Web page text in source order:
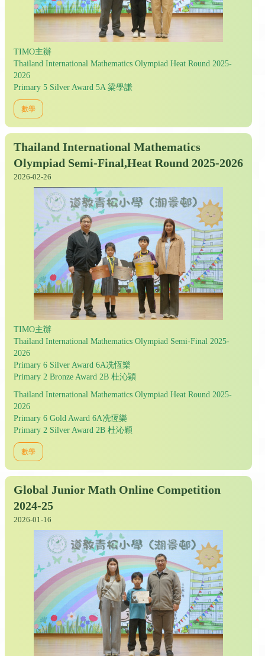
TIMO主辦
Thailand International Mathematics Olympiad Heat Round 2025-
2026
Primary 5 Silver Award 5A 梁學謙
數學
Thailand International Mathematics
Olympiad Semi-Final,Heat Round 2025-2026
2026-02-26
TIMO主辦
Thailand International Mathematics Olympiad Semi-Final 2025-
2026
Primary 6 Silver Award 6A冼恆樂
Primary 2 Bronze Award 2B 杜沁穎
Thailand International Mathematics Olympiad Heat Round 2025-
2026
Primary 6 Gold Award 6A冼恆樂
Primary 2 Silver Award 2B 杜沁穎
數學
Global Junior Math Online Competition
2024-25
2026-01-16